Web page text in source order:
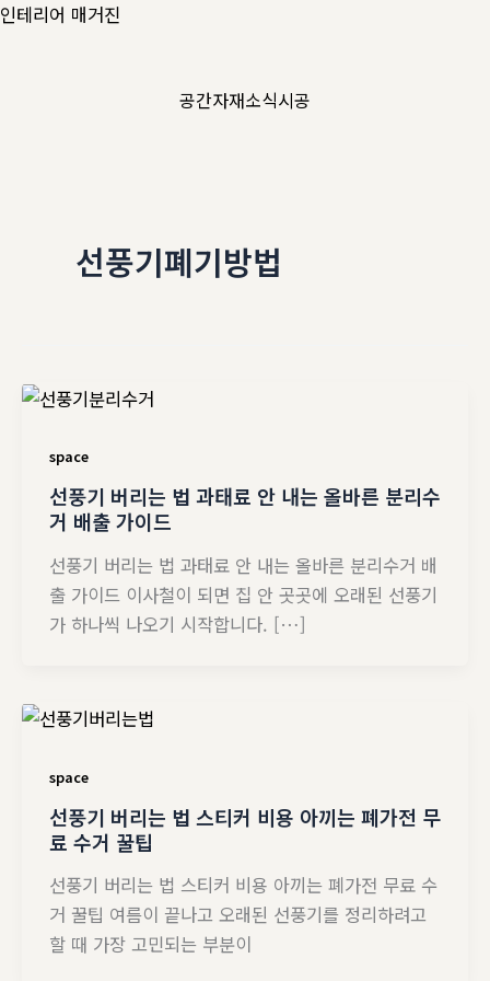
콘
인테리어 매거진
공간자재소식시공
선풍기폐기방법
space
선풍기 버리는 법 과태료 안 내는 올바른 분리수
거 배출 가이드
선풍기 버리는 법 과태료 안 내는 올바른 분리수거 배
출 가이드 이사철이 되면 집 안 곳곳에 오래된 선풍기
가 하나씩 나오기 시작합니다. […]
space
선풍기 버리는 법 스티커 비용 아끼는 폐가전 무
료 수거 꿀팁
선풍기 버리는 법 스티커 비용 아끼는 폐가전 무료 수
거 꿀팁 여름이 끝나고 오래된 선풍기를 정리하려고
할 때 가장 고민되는 부분이